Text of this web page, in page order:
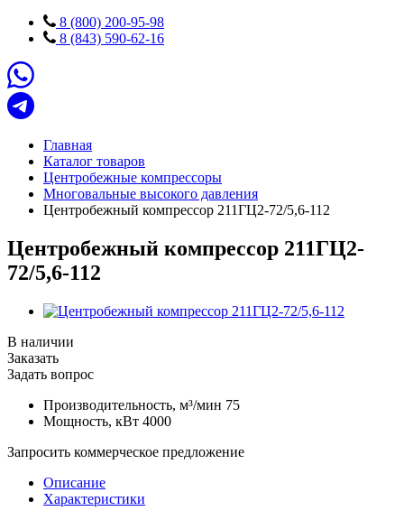
8 (800) 200-95-98
8 (843) 590-62-16
Главная
Каталог товаров
Центробежные компрессоры
Многовальные высокого давления
Центробежный компрессор 211ГЦ2-72/5,6-112
Центробежный компрессор 211ГЦ2-
72/5,6-112
В наличии
Заказать
Задать вопрос
Производительность, м³/мин 75
Мощность, кВт 4000
Запросить коммерческое предложение
Описание
Характеристики